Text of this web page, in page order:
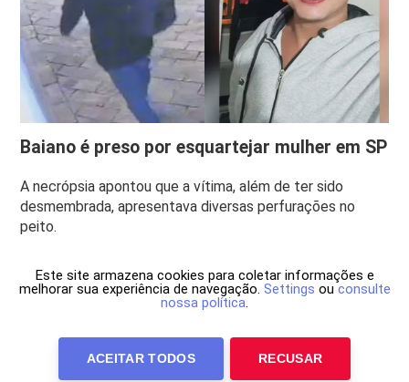
Baiano é preso por esquartejar mulher em SP
A necrópsia apontou que a vítima, além de ter sido
desmembrada, apresentava diversas perfurações no
peito.
Este site armazena cookies para coletar informações e
melhorar sua experiência de navegação. Settings ou consulte
nossa política.
ACEITAR TODOS RECUSAR